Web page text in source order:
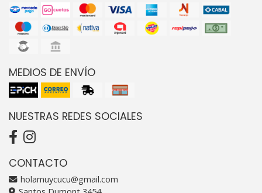
MEDIOS DE ENVÍO
NUESTRAS REDES SOCIALES
CONTACTO
holamuycucu@gmail.com